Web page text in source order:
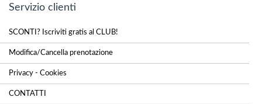
Servizio clienti
SCONTI? Iscriviti gratis al CLUB!
Modifica/Cancella prenotazione
Privacy - Cookies
CONTATTI